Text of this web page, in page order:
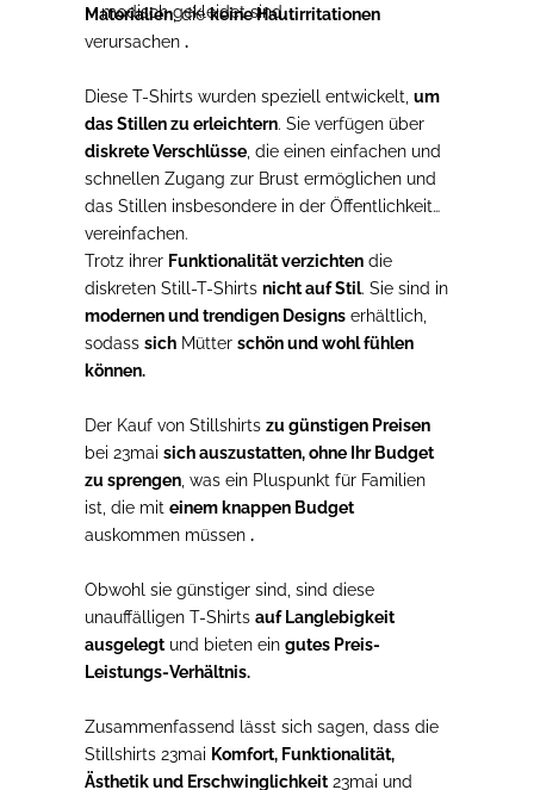
modisch gekleidet sind.
Materialien, diekeine Hautirritationen
verursachen .
Diese T-Shirts wurden speziell entwickelt, um
das Stillen zu erleichtern. Sie verfügen über
diskrete Verschlüsse , die einen einfachen und
schnellen Zugang zur Brust ermöglichen und
das Stillen insbesondere in der Öffentlichkeit
vereinfachen.
Trotz ihrer Funktionalitätverzichten die
diskreten Still-T-Shirts nicht auf Stil. Sie sind in
modernen und trendigen Designs erhältlich,
sodass sich Mütter schön und wohl fühlen
können.
Der Kauf von Stillshirts zu günstigen Preisen
bei 23mai sich auszustatten, ohne Ihr Budget
zu sprengen , was ein Pluspunkt für Familien
ist, die mit einem knappen Budget
auskommen müssen .
Obwohl sie günstiger sind, sind diese
unauffälligen T-Shirts auf Langlebigkeit
ausgelegt und bieten ein gutes Preis-
Leistungs-Verhältnis.
Zusammenfassend lässt sich sagen, dass die
Stillshirts 23mai Komfort, Funktionalität,
Ästhetik und Erschwinglichkeit 23mai und